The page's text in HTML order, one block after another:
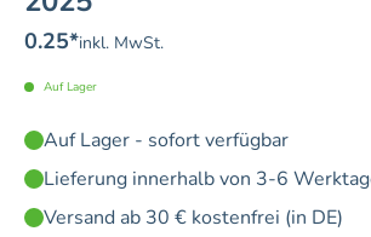
0.25*inkl. MwSt.
Auf Lager
Auf Lager - sofort verfügbar
Lieferung innerhalb von 3-6
Versand ab 30 € kostenfrei (in DE)